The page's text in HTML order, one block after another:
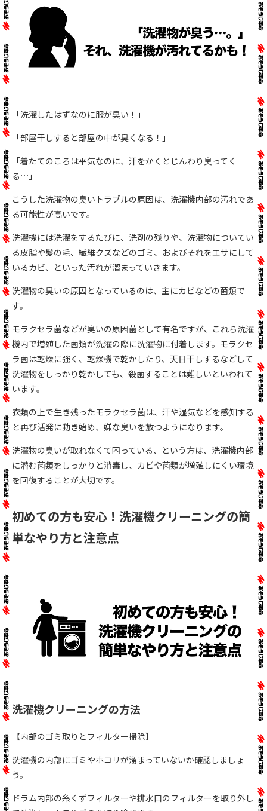
「洗濯したはずなのに服が臭い！」
「部屋干しすると部屋の中が臭くなる！」
「着たてのころは平気なのに、汗をかくとじんわり臭ってく
る…」
こうした洗濯物の臭いトラブルの原因は、洗濯機内部の汚れであ
る可能性が高いです。
洗濯機には洗濯をするたびに、洗剤の残りや、洗濯物についてい
る皮脂や髪の毛、繊維クズなどのゴミ、およびそれをエサにして
いるカビ、といった汚れが溜まっていきます。
洗濯物の臭いの原因となっているのは、主にカビなどの菌類で
す。
モラクセラ菌などが臭いの原因菌として有名ですが、これら洗濯
機内で増殖した菌類が洗濯の際に洗濯物に付着します。モラクセ
ラ菌は乾燥に強く、乾燥機で乾かしたり、天日干しするなどして
洗濯物をしっかり乾かしても、殺菌することは難しいといわれて
います。
衣類の上で生き残ったモラクセラ菌は、汗や湿気などを感知する
と再び活発に動き始め、嫌な臭いを放つようになります。
洗濯物の臭いが取れなくて困っている、という方は、洗濯機内部
に潜む菌類をしっかりと消毒し、カビや菌類が増殖しにくい環境
を回復することが大切です。
初めての方も安心！洗濯機クリーニングの簡
単なやり方と注意点
洗濯機クリーニングの方法
【内部のゴミ取りとフィルター掃除】
洗濯機の内部にゴミやホコリが溜まっていないか確認しましょ
う。
ドラム内部の糸くずフィルターや排水口のフィルターを取り外し